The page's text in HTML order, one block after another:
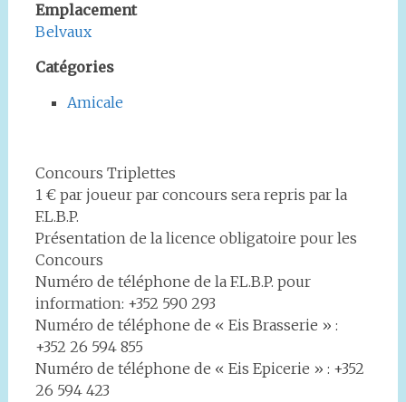
Emplacement
Belvaux
Catégories
Amicale
Concours Triplettes
1 € par joueur par concours sera repris par la
F.L.B.P.
Présentation de la licence obligatoire pour les
Concours
Numéro de téléphone de la F.L.B.P. pour
information: +352 590 293
Numéro de téléphone de « Eis Brasserie » :
+352 26 594 855
Numéro de téléphone de « Eis Epicerie » : +352
26 594 423